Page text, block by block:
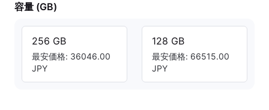
容量 (GB)
256 GB
最安価格: 36046.00
JPY
128 GB
最安価格: 66515.00
JPY